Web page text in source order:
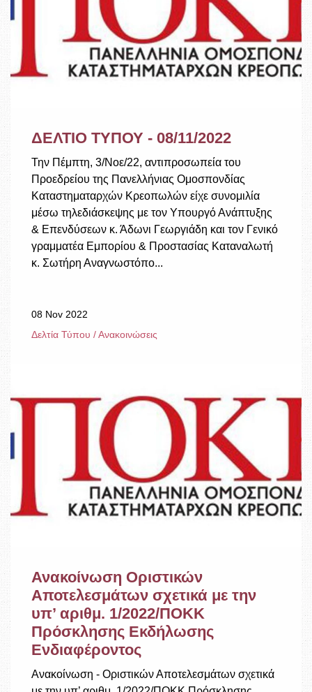
ΔΕΛΤΙΟ ΤΥΠΟΥ - 08/11/2022
Την Πέμπτη, 3/Νοε/22, αντιπροσωπεία του
Προεδρείου της Πανελλήνιας Ομοσπονδίας
Καταστηματαρχών Κρεοπωλών είχε συνομιλία
μέσω τηλεδιάσκεψης με τον Υπουργό Ανάπτυξης
& Επενδύσεων κ. Άδωνι Γεωργιάδη και τον Γενικό
γραμματέα Εμπορίου & Προστασίας Καταναλωτή
κ. Σωτήρη Αναγνωστόπο...
08 Nov 2022
Δελτία Τύπου / Ανακοινώσεις
Ανακοίνωση Οριστικών
Αποτελεσμάτων σχετικά με την
υπ’ αριθμ. 1/2022/ΠΟΚΚ
Πρόσκλησης Εκδήλωσης
Ενδιαφέροντος
Ανακοίνωση - Οριστικών Αποτελεσμάτων σχετικά